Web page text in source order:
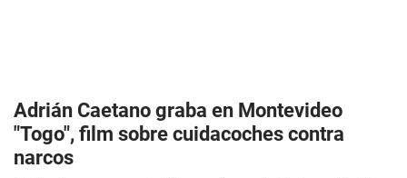
Adrián Caetano graba en Montevideo
"Togo", film sobre cuidacoches contra
narcos